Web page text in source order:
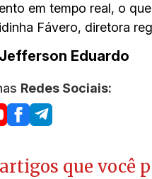
em tempo real, o
Fávero, diretora
Eduardo
Redes Sociais:
que você